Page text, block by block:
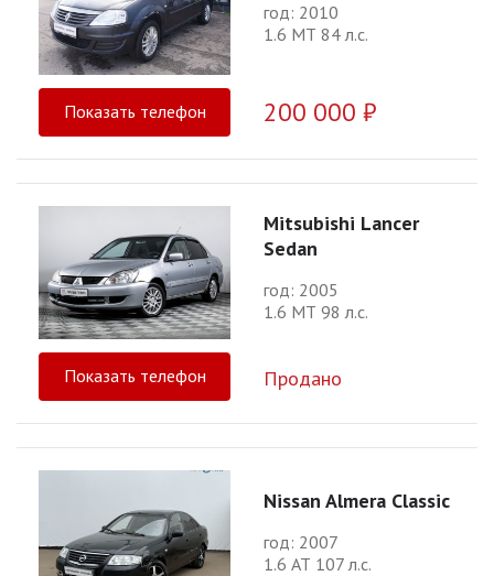
год: 2010
1.6 МТ 84 л.с.
Показать телефон 200 000 ₽
Mitsubishi Lancer
Sedan
год: 2005
1.6 МТ 98 л.с.
Показать телефон Продано
Nissan Almera Classic
год: 2007
1.6 АТ 107 л.с.